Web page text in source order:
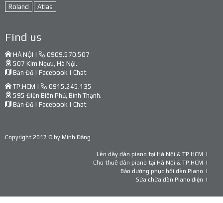
Roland
Atlas
Find us
HÀ NỘI |
0909.570.507
507 Kim Ngưu, Hà Nội.
Bản Đồ | Facebook | Chat
TP.HCM |
0915.245.135
595 Điện Biên Phủ, Bình Thạnh.
Bản Đồ | Facebook | Chat
Copyright 2017 © by Minh Đăng
Lên dây đàn piano tại Hà Nội & TP.HCM
Cho thuê đàn piano tại Hà Nội & TP.HCM
Bảo dưỡng phục hồi đàn Piano
Sửa chữa đàn Piano điện